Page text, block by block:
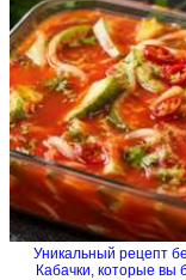
Уникальный рецепт
Кабачки, которые вы